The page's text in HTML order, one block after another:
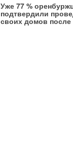
Уже 77 %
подтвердили
своих домов после